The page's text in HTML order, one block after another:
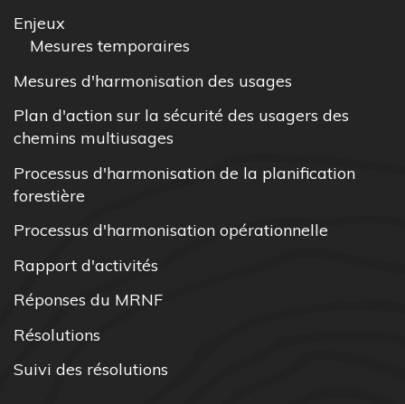
Enjeux
Mesures temporaires
Mesures d'harmonisation des usages
Plan d'action sur la sécurité des usagers des
chemins multiusages
Processus d'harmonisation de la planification
forestière
Processus d'harmonisation opérationnelle
Rapport d'activités
Réponses du MRNF
Résolutions
Suivi des résolutions